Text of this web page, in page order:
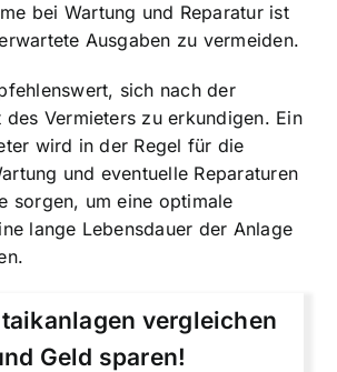
bei Wartung und Reparatur ist
Ausgaben zu vermeiden.
sich nach der
des Vermieters zu erkundigen. Ein
wird in der Regel für die
und eventuelle Reparaturen
sorgen, um eine optimale
lange Lebensdauer der Anlage
vergleichen
Geld sparen!